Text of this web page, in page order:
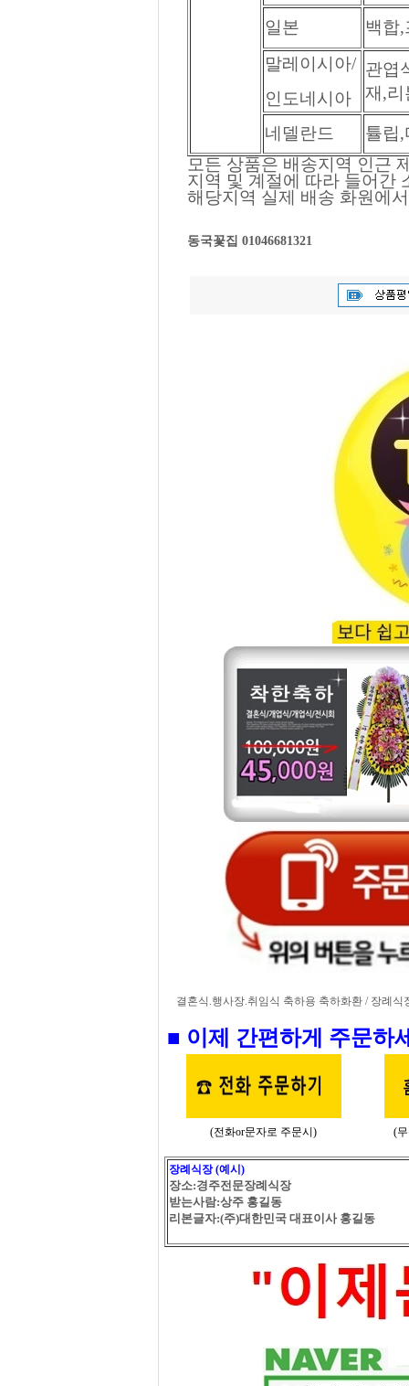
일본
백합
말레이시아/
인도네시아
관엽
재,리
네델란드
튤립
모든 상품은 배송지역 인근
지역 및 계절에 따라 들어간
해당지역 실제 배송 화원에
동국꽃집 01046681321
결혼식.행사장.취임식 축하용 축하화환 / 장례
■ 이제 간편하게 주문하
(전화or문자로 주문시) (
장례식장 (예시)
장소:경주전문장례식장
받는사람:상주 홍길동
리본글자:(주)대한민국 대표이사 홍길동